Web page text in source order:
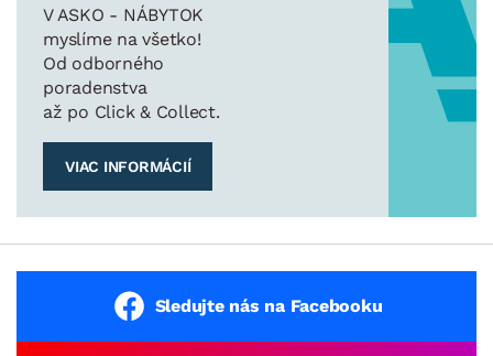
V ASKO - NÁBYTOK
myslíme na všetko!
Od odborného
poradenstva
až po Click & Collect.
VIAC INFORMÁCIÍ
Sledujte nás na Facebooku